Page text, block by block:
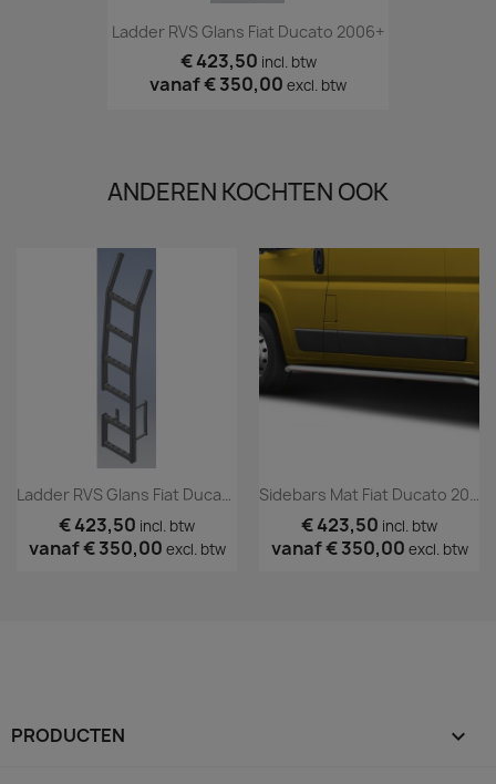
Ladder RVS Glans Fiat Ducato 2006+
€ 423,50 incl. btw
vanaf€ 350,00 excl. btw
ANDEREN KOCHTEN OOK
€ 423,50 incl. btw
vanaf€ 350,00 excl. btw
€ 423,50 incl. btw
vanaf€ 350,00 excl. btw
PRODUCTEN 